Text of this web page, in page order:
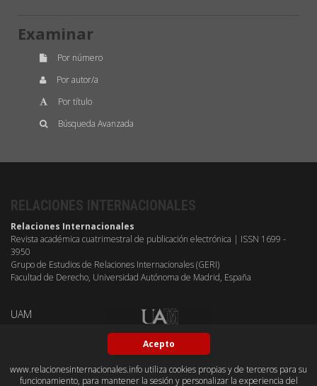
Acepto
www.relacionesinternacionales.info utiliza cookies propias y de terceros para su
funcionamiento, para mantener la sesión y personalizar la experiencia del
Examinar
Por número
Por autor/a
Por título
Búsqueda Avanzada
RELACIONES INTERNACIONALES
Relaciones Internacionales
Revista académica cuatrimestral de publicación electrónica | ISSN 1699 -
3950
Grupo de Estudios de Relaciones Internacionales (GERI)
Facultad de Derecho, Universidad Autónoma de Madrid, España
UAM
BY-NC-SA OPEN ACESS GITHUB DUBLIN CORE PKP